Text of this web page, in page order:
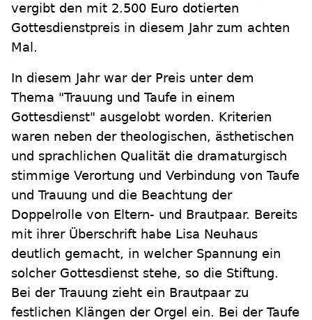
vergibt den mit 2.500 Euro dotierten
Gottesdienstpreis in diesem Jahr zum achten
Mal.
In diesem Jahr war der Preis unter dem
Thema "Trauung und Taufe in einem
Gottesdienst" ausgelobt worden. Kriterien
waren neben der theologischen, ästhetischen
und sprachlichen Qualität die dramaturgisch
stimmige Verortung und Verbindung von Taufe
und Trauung und die Beachtung der
Doppelrolle von Eltern- und Brautpaar. Bereits
mit ihrer Überschrift habe Lisa Neuhaus
deutlich gemacht, in welcher Spannung ein
solcher Gottesdienst stehe, so die Stiftung.
Bei der Trauung zieht ein Brautpaar zu
festlichen Klängen der Orgel ein. Bei der Taufe